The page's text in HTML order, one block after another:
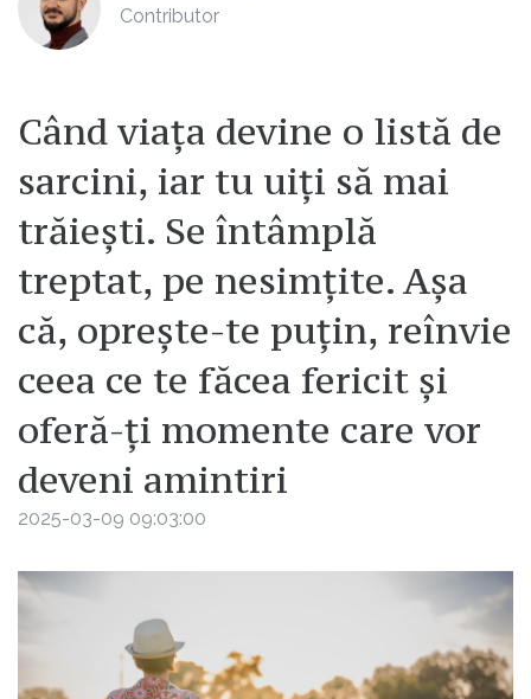
Contributor
Când viața devine o listă de
sarcini, iar tu uiți să mai
trăiești. Se întâmplă
treptat, pe nesimțite. Așa
că, oprește-te puțin, reînvie
ceea ce te făcea fericit și
oferă-ți momente care vor
deveni amintiri
2025-03-09 09:03:00